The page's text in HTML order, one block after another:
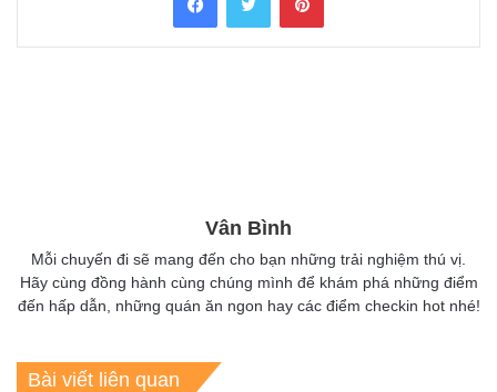
Vân Bình
Mỗi chuyến đi sẽ mang đến cho bạn những trải nghiệm thú vị.
Hãy cùng đồng hành cùng chúng mình để khám phá những điểm
đến hấp dẫn, những quán ăn ngon hay các điểm checkin hot nhé!
Bài viết liên quan